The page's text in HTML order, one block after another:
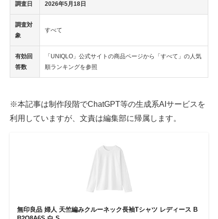
調査日 2026年5月18日
調査対
象
すべて
有効回
答数
「UNIQLO」公式サイトの商品ページから「すべて」の人気
順ランキングを参照
※本記事は制作段階でChatGPT等の生成系AIサービスを
利用していますが、文責は編集部に帰属します。
無印良品 婦人 天竺編みクルーネック長袖Tシャツ レディース B